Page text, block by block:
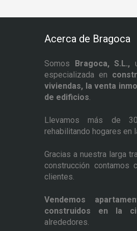
Acerca de Bragoca
Somos Bragoca, S.L.,
especializada en
viviendas, la venta
de edificios.
Llevamos más de
rehabilitando hogares en
Gracias a nuestra larga
construcción contamos
clientes.
Vendemos
construidos en la
alrededores.